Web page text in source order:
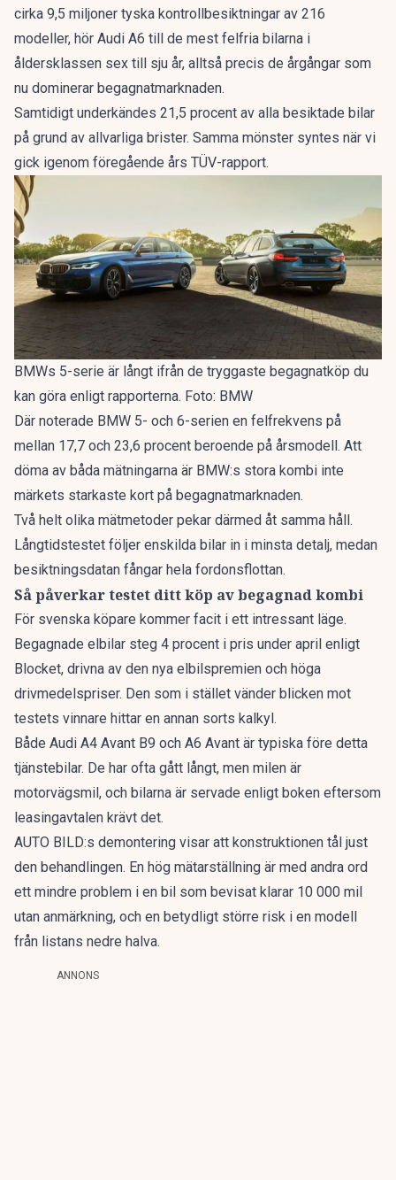
cirka 9,5 miljoner tyska kontrollbesiktningar av 216
modeller, hör Audi A6 till de mest felfria bilarna i
åldersklassen sex till sju år, alltså precis de årgångar som
nu dominerar begagnatmarknaden.
Samtidigt underkändes 21,5 procent av alla besiktade bilar
på grund av allvarliga brister. Samma mönster syntes när vi
gick igenom föregående års TÜV-rapport.
BMWs 5-serie är långt ifrån de tryggaste begagnatköp du
kan göra enligt rapporterna. Foto: BMW
Där noterade BMW 5- och 6-serien en felfrekvens på
mellan 17,7 och 23,6 procent beroende på årsmodell. Att
döma av båda mätningarna är BMW:s stora kombi inte
märkets starkaste kort på begagnatmarknaden.
Två helt olika mätmetoder pekar därmed åt samma håll.
Långtidstestet följer enskilda bilar in i minsta detalj, medan
besiktningsdatan fångar hela fordonsflottan.
Så påverkar testet ditt köp av begagnad kombi
För svenska köpare kommer facit i ett intressant läge.
Begagnade elbilar steg 4 procent i pris under april enligt
Blocket, drivna av den nya elbilspremien och höga
drivmedelspriser. Den som i stället vänder blicken mot
testets vinnare hittar en annan sorts kalkyl.
Både Audi A4 Avant B9 och A6 Avant är typiska före detta
tjänstebilar. De har ofta gått långt, men milen är
motorvägsmil, och bilarna är servade enligt boken eftersom
leasingavtalen krävt det.
AUTO BILD:s demontering visar att konstruktionen tål just
den behandlingen. En hög mätarställning är med andra ord
ett mindre problem i en bil som bevisat klarar 10 000 mil
utan anmärkning, och en betydligt större risk i en modell
från listans nedre halva.
ANNONS